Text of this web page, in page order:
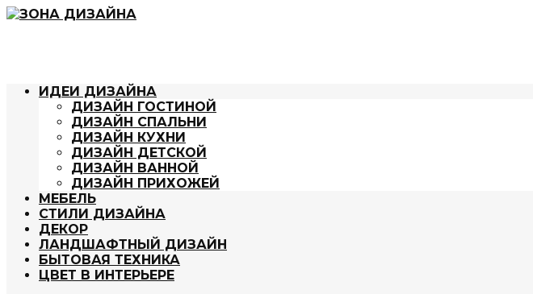
ИДЕИ ДИЗАЙНА
ДИЗАЙН ГОСТИНОЙ
ДИЗАЙН СПАЛЬНИ
ДИЗАЙН КУХНИ
ДИЗАЙН ДЕТСКОЙ
ДИЗАЙН ВАННОЙ
ДИЗАЙН ПРИХОЖЕЙ
МЕБЕЛЬ
СТИЛИ ДИЗАЙНА
ДЕКОР
ЛАНДШАФТНЫЙ ДИЗАЙН
БЫТОВАЯ ТЕХНИКА
ЦВЕТ В ИНТЕРЬЕРЕ